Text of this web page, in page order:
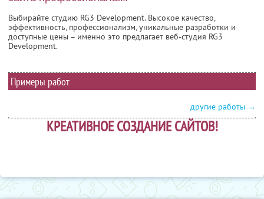
Выбирайте студию RG3 Development. Высокое качество,
эффективность, профессионализм, уникальные разработки и
доступные цены – именно это предлагает веб-студия RG3
Development.
Примеры работ
другие работы →
КРЕАТИВНОЕ СОЗДАНИЕ САЙТОВ!